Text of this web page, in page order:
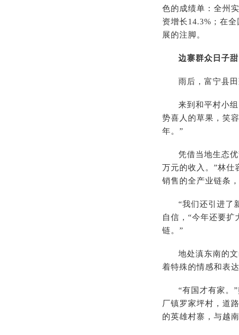
色的成绩单：全州
资增长14.3%；在
展的注脚。
边寨群众日子甜
雨后，富宁县
来到和平村小
势喜人的草果，笑
年。”
凭借当地生态
万元的收入。”林仕
销售的全产业链条
“我们还引进了
自信，“今年还要扩
链。”
地处滇东南的
着特殊的情感和表达
“有国才有家。
厂镇罗家坪村，道
的英雄村寨，与越